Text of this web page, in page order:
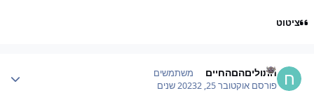
ציטוט
חתוליםהםהחיים משתמשים
פורסםאוקטובר 25, 2023 2 שנים